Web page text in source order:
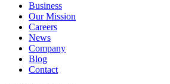
Business
Our Mission
Careers
News
Company
Blog
Contact